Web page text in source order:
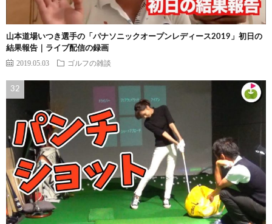
山本道場いつき選手の「パナソニックオープンレディース2019」初日の
結果報告｜ライブ配信の録画
2019.05.03 ゴルフの雑談